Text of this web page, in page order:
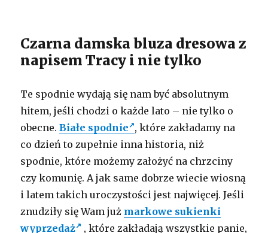
Czarna damska bluza dresowa z
napisem Tracy i nie tylko
Te spodnie wydają się nam być absolutnym
hitem, jeśli chodzi o każde lato – nie tylko o
obecne.Białe spodnie , które zakładamy na
co dzień to zupełnie inna historia, niż
spodnie, które możemy założyć na chrzciny
czy komunię. A jak same dobrze wiecie wiosną
i latem takich uroczystości jest najwięcej. Jeśli
znudziły się Wam już markowe sukienki
wyprzedaż
, które zakładają wszystkie panie,